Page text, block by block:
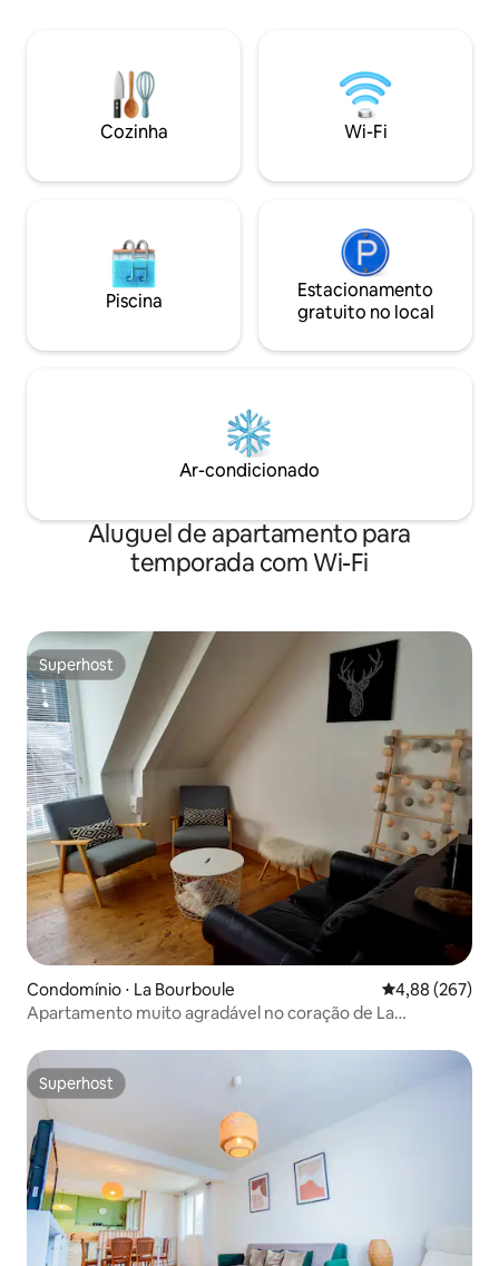
toalhas fornecidos.
de partida do Les
20 minutos da
Volvic. Rodovia A89, saída 26, a 10
minutos de
Cozinha Wi-Fi
Piscina
Estacionamento
gratuito no local
Ar-condicionado
Aluguel de apartamento para
temporada com Wi-Fi
Superhost
Superhost
Condomínio ⋅ La Bourboule 4,88 de uma
4,88 (267)
Apartamento muito agradável no coração de La
Superhost
Superhost